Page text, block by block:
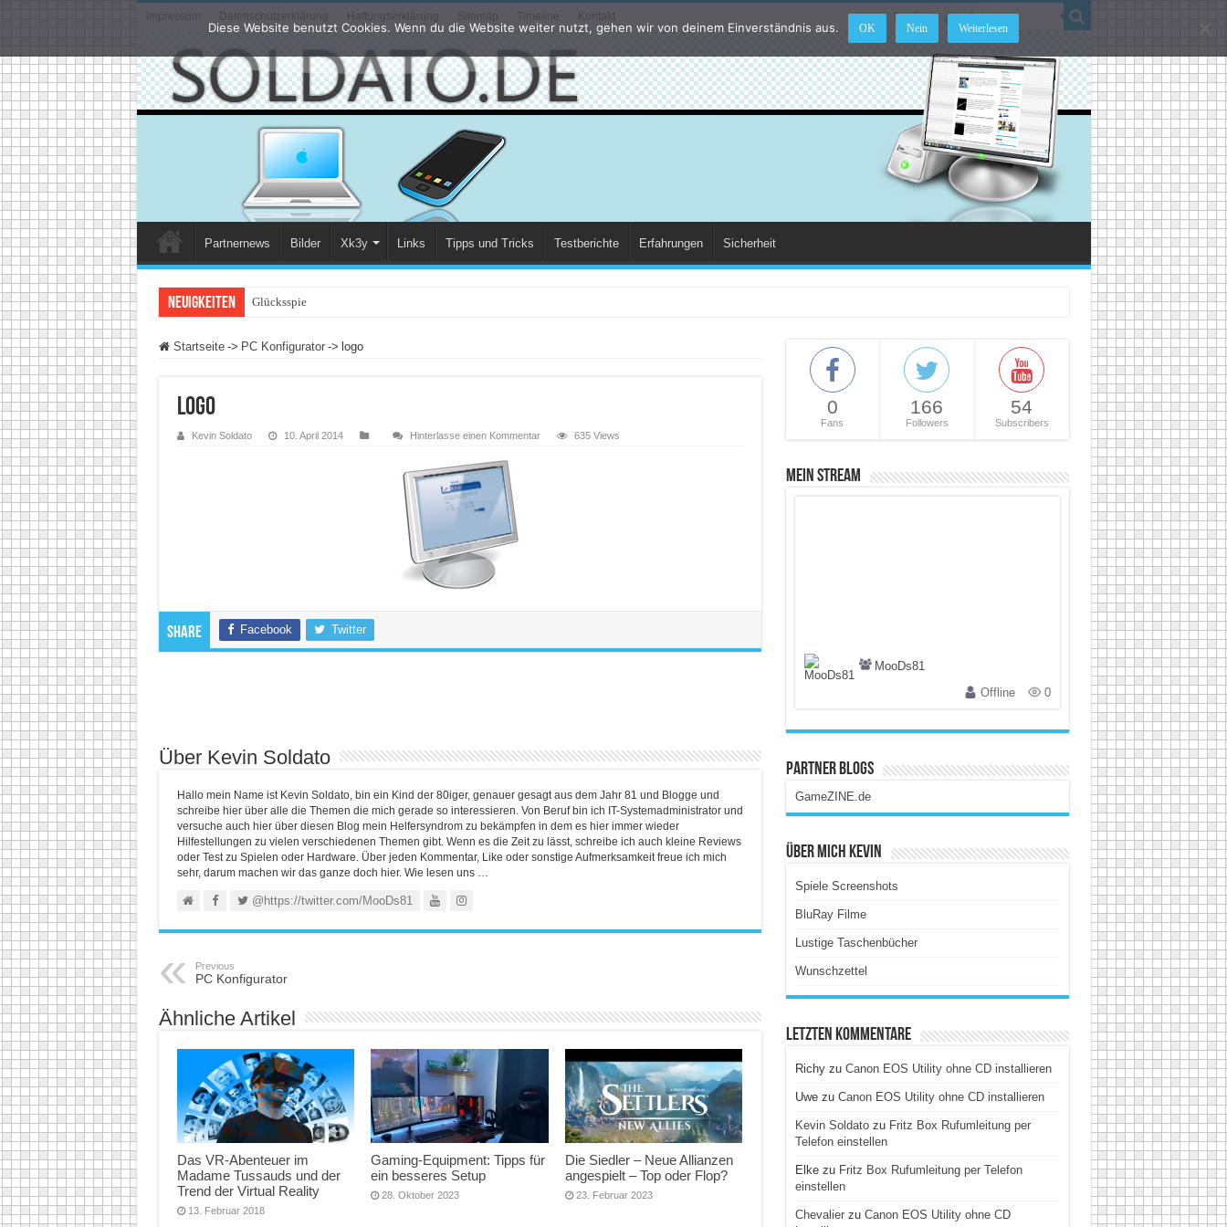
Impressum Datenschutzerklärung Haftungserklärung Sitemap Timeline Kontakt
Partnernews Bilder Xk3y Links Tipps und Tricks Testberichte Erfahrungen Sicherheit
Neuigkeiten Glücksspiel im Internet: W
Startseite -> PC Konfigurator -> logo
logo
Kevin Soldato 10. April 2014 Hinterlasse einen Kommentar 635 Views
Share Facebook Twitter
Über Kevin Soldato
Hallo mein Name ist Kevin Soldato, bin ein Kind der 80iger, genauer gesagt aus dem Jahr 81 und Blogge und
schreibe hier über alle die Themen die mich gerade so interessieren. Von Beruf bin ich IT-Systemadministrator und
versuche auch hier über diesen Blog mein Helfersyndrom zu bekämpfen in dem es hier immer wieder
Hilfestellungen zu vielen verschiedenen Themen gibt. Wenn es die Zeit zu lässt, schreibe ich auch kleine Reviews
oder Test zu Spielen oder Hardware. Über jeden Kommentar, Like oder sonstige Aufmerksamkeit freue ich mich
sehr, darum machen wir das ganze doch hier. Wie lesen uns …
@https://twitter.com/MooDs81
Previous
PC Konfigurator
Ähnliche Artikel
Das VR-Abenteuer im
Madame Tussauds und der
Trend der Virtual Reality
13. Februar 2018
Gaming-Equipment: Tipps für
ein besseres Setup
28. Oktober 2023
Die Siedler – Neue Allianzen
angespielt – Top oder Flop?
23. Februar 2023
0
Fans
166
Followers
54
Subscribers
Mein Stream
MooDs81
Offline
0
Partner Blogs
GameZINE.de
Über Mich Kevin
Spiele Screenshots
BluRay Filme
Lustige Taschenbücher
Wunschzettel
Letzten Kommentare
Richyzu Canon EOS Utility ohne CD installieren
Uwezu Canon EOS Utility ohne CD installieren
Kevin Soldatozu Fritz Box Rufumleitung per
Telefon einstellen
Elkezu Fritz Box Rufumleitung per Telefon
einstellen
Chevalierzu Canon EOS Utility ohne CD
Diese Website benutzt Cookies. Wenn du die Website weiter nutzt, gehen wir von deinem Einverständnis aus. OK Nein Weiterlesen